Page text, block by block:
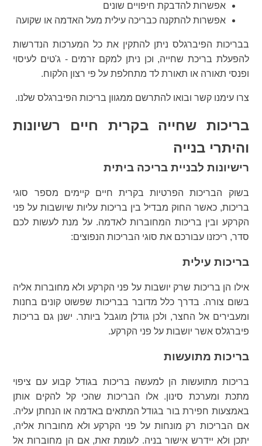
אפשרות להדבקת חיפויים שונים
אפשרות להתקנה כבריכה עילית מעל האדמה או שקועה
בבריכות הפיברגלס ניתן להתקין את כל המערכות הנדרשות
להפעלת בריכת שחייה, וכן ניתן למקם זרמים - ג'טים לעיסוי
ופנסי תאורה או תאורת לד מתחלפת על פי רצון הלקוח.
צרו עימנו קשר ובואו להתרשם ממגוון בריכות הפיברגלס שלנו.
בריכות שחייה בקרית חיים רשיונות
והיתרי בנייה
רישיונות לבניית בריכה ביתית
בשוק הבריכות הפרטיות בקרית חיים קיימים מספר סוגי
בריכות, כאשר החוק מבדיל בין בריכות עליות שיושבות על פני
הקרקע ובין בריכות המחוברות לאדמה. על מנת לעשות לכם
סדר, ריכזנו עבורכם את סוגי הבריכות הנפוצים:
בריכות עילית
אילו הן בריכות שרק יושבות על פני הקרקע ולא מחוברות אליה
בשום צורה. בדרך כלל מדובר בבריכות שפשוט קונים בחנות
ומעבירים אל החצר, ולכן גודלן מוגבל ביותר. ישנן גם בריכות
פיברגלס אשר יושבות על פני הקרקע.
בריכות מתועשות
בריכות מתועשות הן למעשה בריכות בגודל קבוע עם ציפוי
מתכת ומערכת סינון. אלו הבריכות שהכי קל להקים אותן
באמצעות חפירת בור בגודל המתאים באדמה או הנחתן עליה.
אם הבריכות רק מונחות על פני הקרקע ולא מחוברות אליה,
יתכן ולא יידרש אישור בניה. לעומת זאת, אם הן מחוברות אל